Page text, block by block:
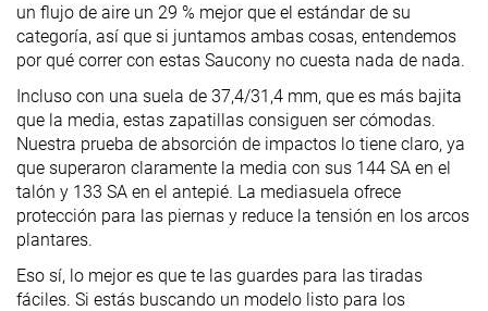
un flujo de aire un 29 % mejor que el estándar de su
categoría, así que si juntamos ambas cosas, entendemos
por qué correr con estas Saucony no cuesta nada de nada.
Incluso con una suela de 37,4/31,4 mm, que es más bajita
que la media, estas zapatillas consiguen ser cómodas.
Nuestra prueba de absorción de impactos lo tiene claro, ya
que superaron claramente la media con sus 144 SA en el
talón y 133 SA en el antepié. La mediasuela ofrece
protección para las piernas y reduce la tensión en los arcos
plantares.
Eso sí, lo mejor es que te las guardes para las tiradas
fáciles. Si estás buscando un modelo listo para los